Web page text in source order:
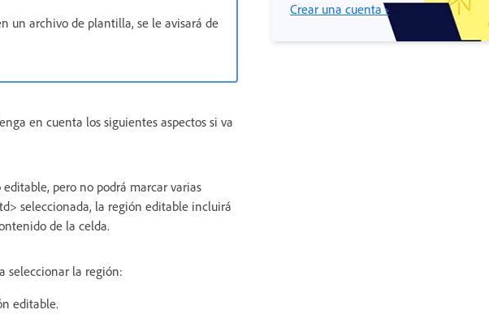
un archivo de plantilla, se le avisará de
en cuenta los siguientes aspectos si va
pero no podrá marcar varias
seleccionada, la región editable incluirá
de la celda.
seleccionar la región:
editable.
Crear una cuenta ›